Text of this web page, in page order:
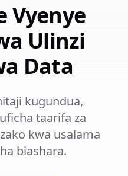
Vyenye
Ulinzi
Data
kugundua,
taarifa za
kwa usalama
biashara.